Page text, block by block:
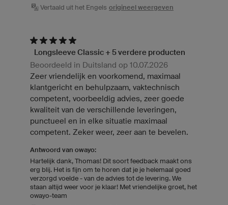
Vertaald uit het Engels origineel weergeven
Longsleeve Classic + 5 verdere producten
Beoordeeld in Duitsland op 10.07.2026
Zeer vriendelijk en voorkomend, maximaal
klantgericht en behulpzaam, vaktechnisch
competent, voorbeeldig advies, zeer goede
kwaliteit van de verschillende leveringen,
punctueel en in elke situatie maximaal
competent. Zeker weer, zeer aan te bevelen.
Antwoord van owayo:
Hartelijk dank, Thomas! Dit soort feedback maakt ons
erg blij. Het is fijn om te horen dat je je helemaal goed
verzorgd voelde - van de advies tot de levering. We
staan altijd weer voor je klaar! Met vriendelijke groet, het
owayo-team